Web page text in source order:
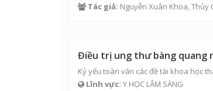
Tác giả: Nguyễn Xuân Khoa,Thủy
Điều trị ung thư bàng quang
Kỷ yếu toàn văn các đề tài khoa học
Lĩnh vực: Y HỌC LÂM SÀNG